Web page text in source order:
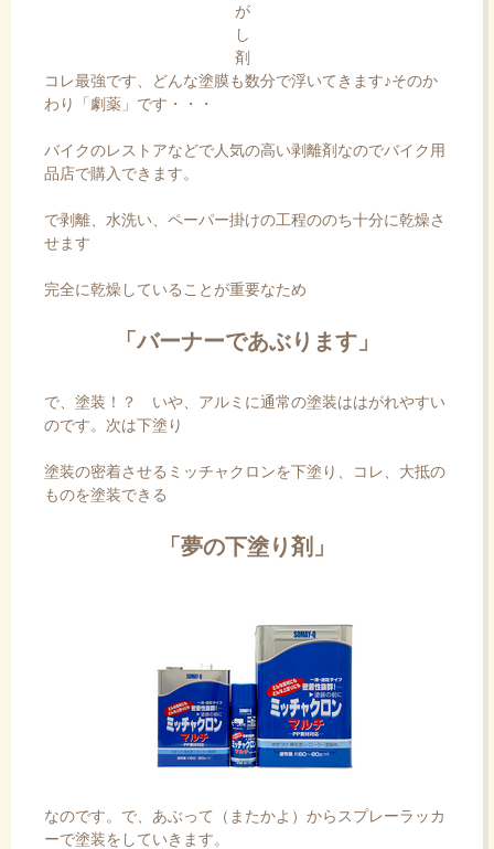
が
し
剤
コレ最強です、どんな塗膜も数分で浮いてきます♪そのか
わり「劇薬」です・・・
バイクのレストアなどで人気の高い剥離剤なのでバイク用
品店で購入できます。
で剥離、水洗い、ペーパー掛けの工程ののち十分に乾燥さ
せます
完全に乾燥していることが重要なため
「バーナーであぶります」
で、塗装！？ いや、アルミに通常の塗装ははがれやすい
のです。次は下塗り
塗装の密着させる ミッチャクロンを下塗り、コレ、大抵の
ものを塗装できる
「夢の下塗り剤」
なのです。で、あぶって（またかよ）からスプレーラッカ
ーで塗装をしていきます。